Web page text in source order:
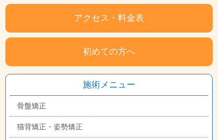
アクセス・料金表
初めての方へ
施術メニュー
骨盤矯正
猫背矯正・姿勢矯正